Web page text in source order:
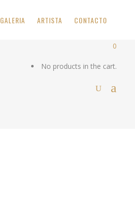
GALERIA ARTISTA CONTACTO
0
No products in the cart.